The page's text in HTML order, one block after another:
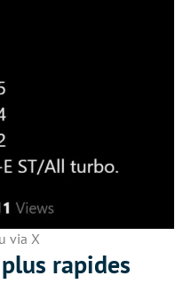
via X
rapides